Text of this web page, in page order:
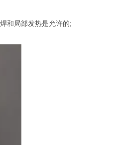
和局部发热是允许的;